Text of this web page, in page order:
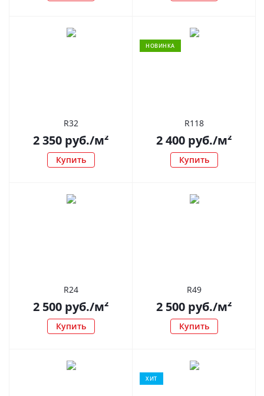
R32
2 350 руб./м²
Купить
НОВИНКА
R118
2 400 руб./м²
Купить
R24
2 500 руб./м²
Купить
R49
2 500 руб./м²
Купить
ХИТ